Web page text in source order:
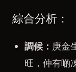
綜合分析：
調候： 庚金
旺，仲有啲